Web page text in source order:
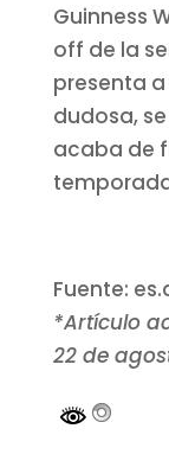
Guinness
off de la
presenta
dudosa,
acaba de
Fuente:
*Artículo
22 de